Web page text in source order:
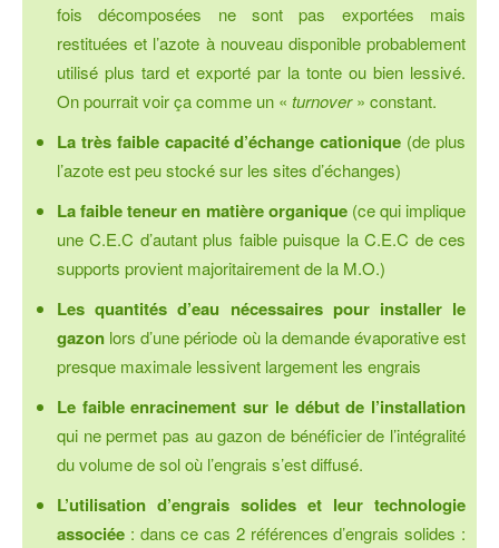
fois décomposées ne sont pas exportées mais
restituées et l’azote à nouveau disponible probablement
utilisé plus tard et exporté par la tonte ou bien lessivé.
On pourrait voir ça comme un « turnover» constant.
La très faible capacité d’échange cationique (de plus
l’azote est peu stocké sur les sites d’échanges)
La faible teneur en matière organique(ce qui implique
une C.E.C d’autant plus faible puisque la C.E.C de ces
supports provient majoritairement de la M.O.)
Les quantités d’eau nécessaires pour installer le
gazon lors d’une période où la demande évaporative est
presque maximale lessivent largement les engrais
Le faible enracinement sur le début de l’installation
qui ne permet pas au gazon de bénéficier de l’intégralité
du volume de sol où l’engrais s’est diffusé.
L’utilisation d’engrais solides et leur technologie
associée : dans ce cas 2 références d’engrais solides :